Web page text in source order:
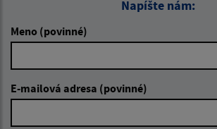
Napíšte nám:
Meno (povinné)
E-mailová adresa (povinné)